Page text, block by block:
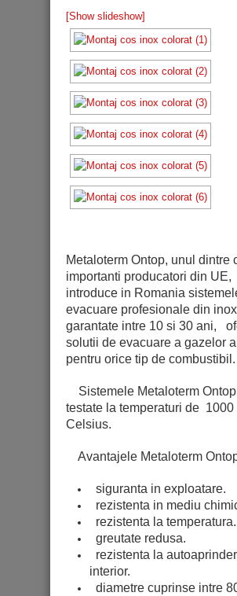
[Show slideshow]
Metaloterm Ontop, unul dintre
importanti producatori din UE,
introduce in Romania
evacuare profesionale din
garantate intre 10 si 30 ani,
solutii de evacuare a gazelor
pentru orice tip de combustibil.
Sistemele Metaloterm
testate la temperaturi de 1000
Celsius.
Avantajele Metaloterm
siguranta in exploatare.
rezistenta in mediu
rezistenta la temperatura.
greutate redusa.
rezistenta la
interior.
diametre cuprinse intre